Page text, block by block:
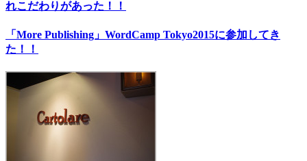
れこだわりがあった！！
「More Publishing」WordCamp Tokyo2015に参加してき
た！！